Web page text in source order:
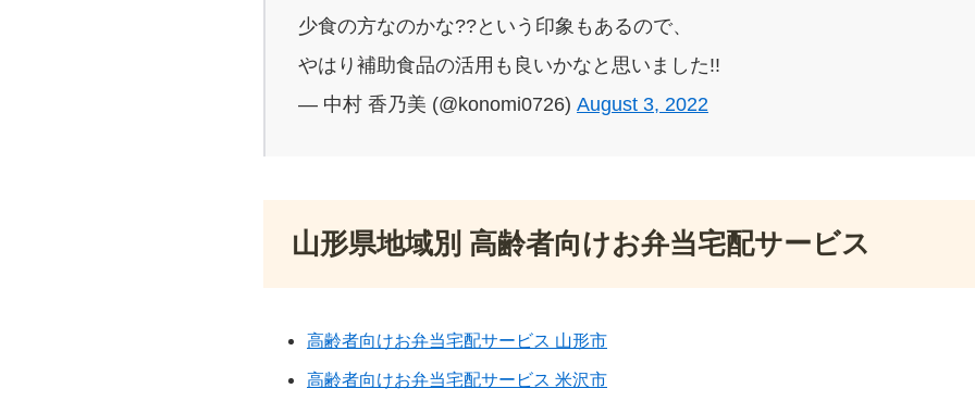
少食の方なのかな??という印象もあるので、
やはり補助食品の活用も良いかなと思いました!!
— 中村 香乃美 (@konomi0726) August 3, 2022
山形県地域別 高齢者向けお弁当宅配サービス
高齢者向けお弁当宅配サービス 山形市
高齢者向けお弁当宅配サービス 米沢市